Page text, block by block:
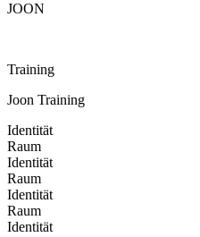
JOON
Training
Joon Training
Identität
Raum
Identität
Raum
Identität
Raum
Identität